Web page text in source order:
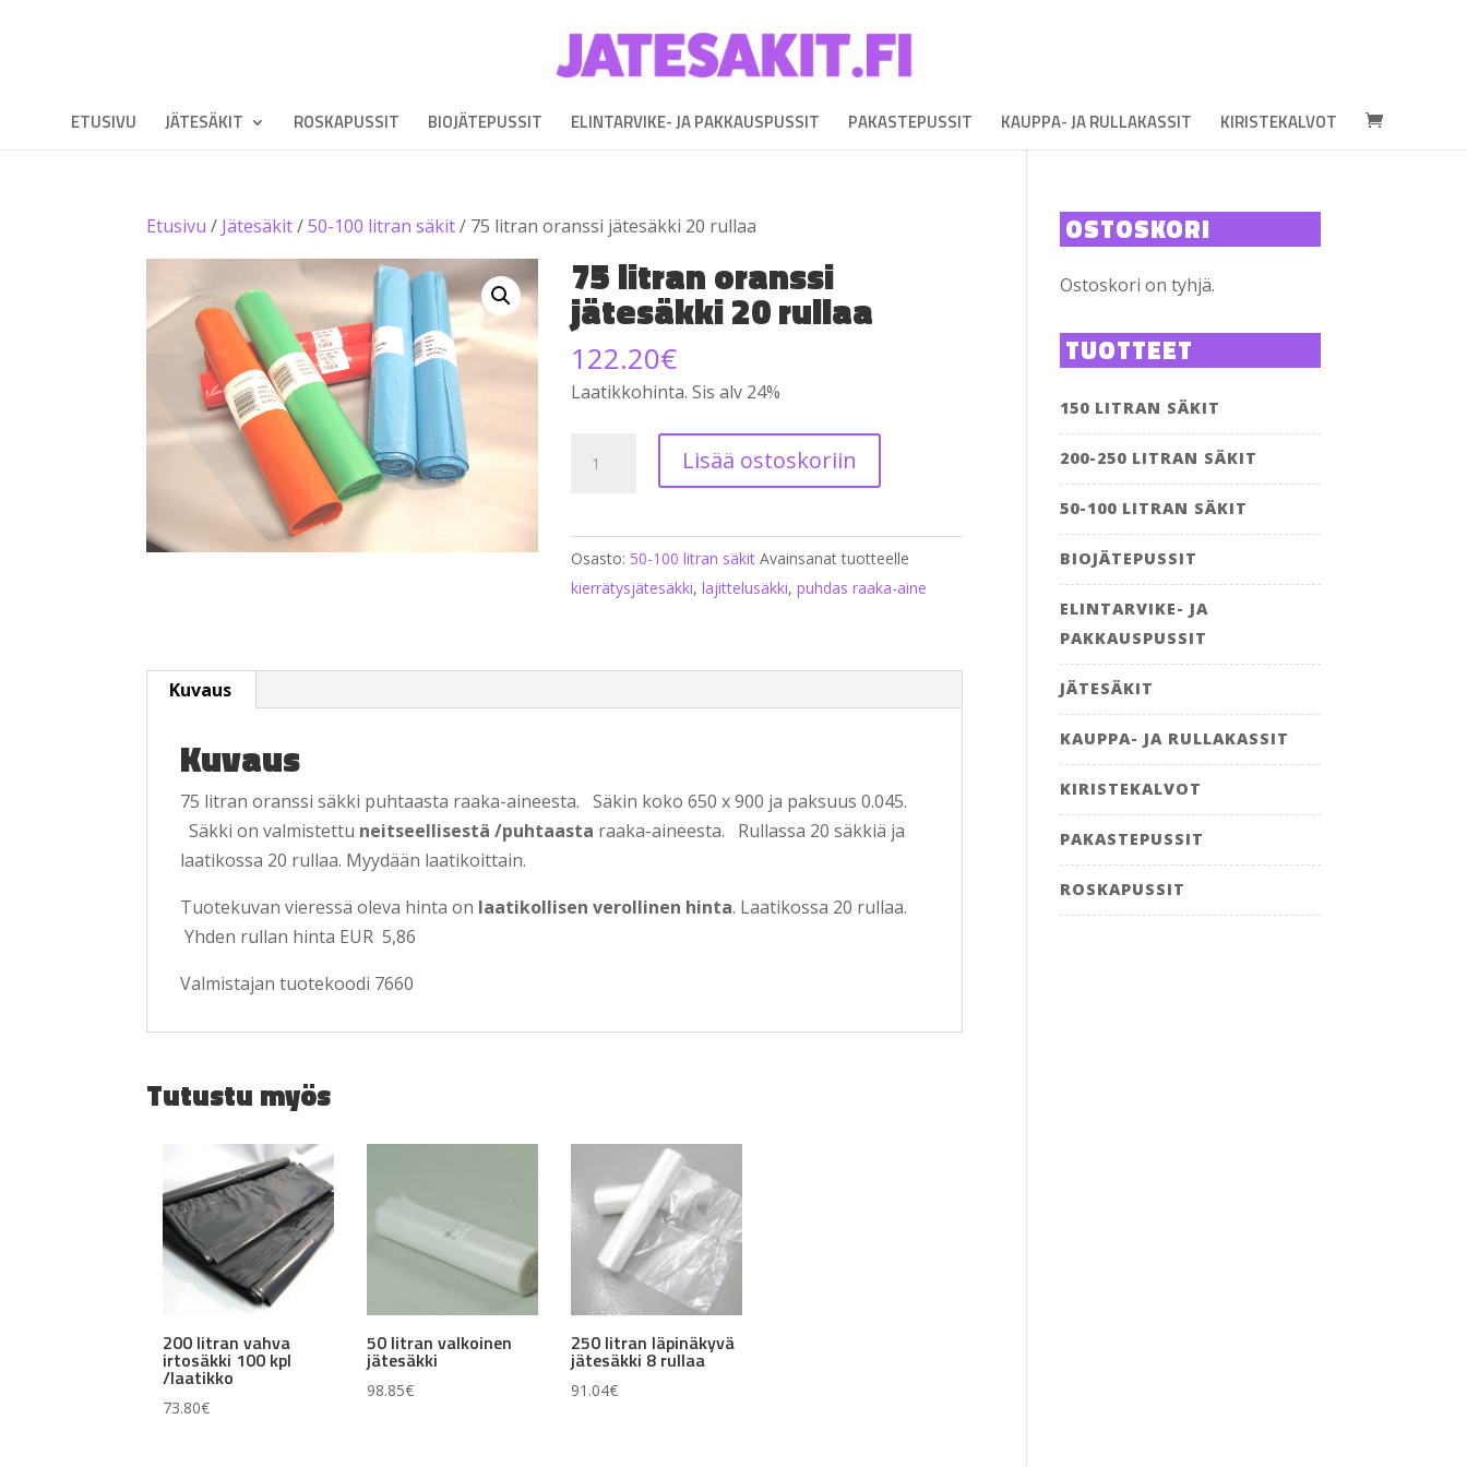
ETUSIVU JÄTESÄKIT ROSKAPUSSIT BIOJÄTEPUSSIT ELINTARVIKE- JA PAKKAUSPUSSIT PAKASTEPUSSIT KAUPPA- JA RULLAKASSIT KIRISTEKALVOT
Etusivu / Jätesäkit/50-100 litran säkit/ 75 litran oranssi jätesäkki 20 rullaa
75 litran oranssi
jätesäkki 20 rullaa
122.20€
Laatikkohinta. Sis alv 24%
litran
jätesäkki
20
rullaa
Lisää ostoskoriin
Osasto: 50-100 litran säkit Avainsanat tuotteelle
kierrätysjätesäkki, lajittelusäkki, puhdas raaka-aine
Kuvaus
Kuvaus
75 litran oranssi säkki puhtaasta raaka-aineesta. Säkin koko 650 x 900 ja paksuus 0.045.
Säkki on valmistettu neitseellisestä /puhtaasta raaka-aineesta. Rullassa 20 säkkiä ja
laatikossa 20 rullaa. Myydään laatikoittain.
Tuotekuvan vieressä oleva hinta on laatikollisen verollinen hinta. Laatikossa 20 rullaa.
Yhden rullan hinta EUR 5,86
Valmistajan tuotekoodi 7660
Tutustu myös
200 litran vahva
irtosäkki 100 kpl
/laatikko
73.80€
50 litran valkoinen
jätesäkki
98.85€
250 litran läpinäkyvä
jätesäkki 8 rullaa
91.04€
OSTOSKORI
Ostoskori on tyhjä.
TUOTTEET
150 LITRAN SÄKIT
200-250 LITRAN SÄKIT
50-100 LITRAN SÄKIT
BIOJÄTEPUSSIT
ELINTARVIKE- JA
PAKKAUSPUSSIT
JÄTESÄKIT
KAUPPA- JA RULLAKASSIT
KIRISTEKALVOT
PAKASTEPUSSIT
ROSKAPUSSIT